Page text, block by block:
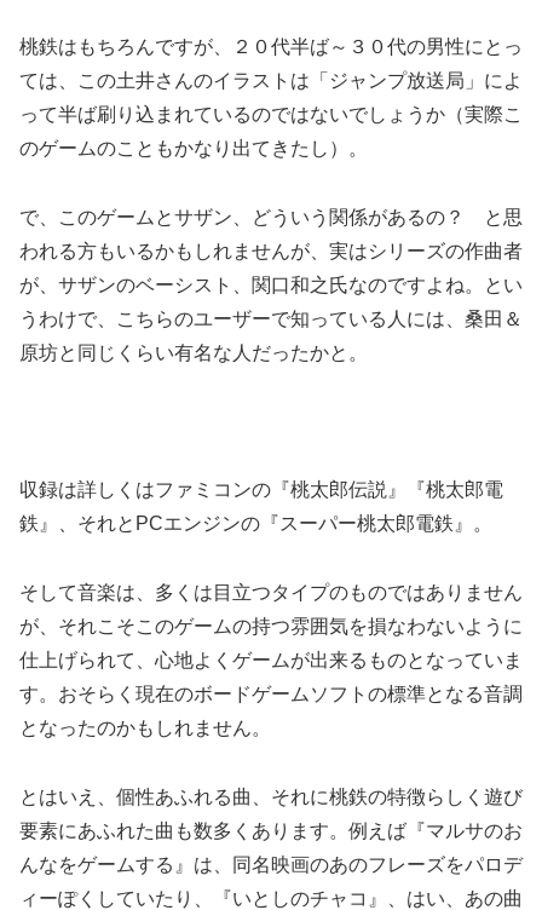
桃鉄はもちろんですが、２０代半ば～３０代の男性にとっ
ては、この土井さんのイラストは「ジャンプ放送局」によ
って半ば刷り込まれているのではないでしょうか（実際こ
のゲームのこともかなり出てきたし）。
で、このゲームとサザン、どういう関係があるの？ と思
われる方もいるかもしれませんが、実はシリーズの作曲者
が、サザンのベーシスト、関口和之氏なのですよね。とい
うわけで、こちらのユーザーで知っている人には、桑田＆
原坊と同じくらい有名な人だったかと。
収録は詳しくはファミコンの『桃太郎伝説』『桃太郎電
鉄』、それとPCエンジンの『スーパー桃太郎電鉄』。
そして音楽は、多くは目立つタイプのものではありません
が、それこそこのゲームの持つ雰囲気を損なわないように
仕上げられて、心地よくゲームが出来るものとなっていま
す。おそらく現在のボードゲームソフトの標準となる音調
となったのかもしれません。
とはいえ、個性あふれる曲、それに桃鉄の特徴らしく遊び
要素にあふれた曲も数多くあります。例えば『マルサのお
んなをゲームする』は、同名映画のあのフレーズをパロデ
ィーぽくしていたり、『いとしのチャコ』、はい、あの曲